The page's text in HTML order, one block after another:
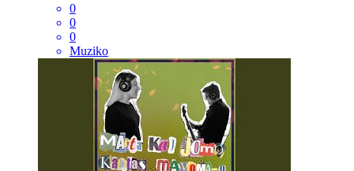
0
0
0
Muziko